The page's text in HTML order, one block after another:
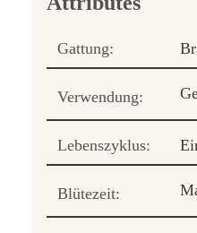
Gattung:
Verwendung:
Lebenszyklus:
Blütezeit: